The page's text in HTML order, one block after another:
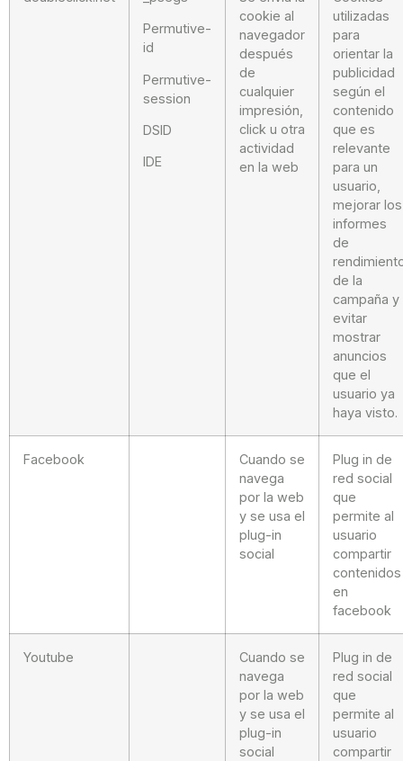
Permutive-
id
Permutive-
session
DSID
IDE
cookie al
navegador
después
de
cualquier
impresión,
click u otra
actividad
en la web
utilizadas
para
orientar la
publicidad
según el
contenido
que es
relevante
para un
usuario,
mejorar los
informes
de
de la
campaña y
evitar
mostrar
anuncios
que el
usuario ya
haya visto.
Facebook
Cuando se
navega
por la web
y se usa el
plug-in
social
Plug in de
red social
que
permite al
usuario
compartir
contenidos
en
facebook
Youtube
Cuando se
navega
por la web
y se usa el
plug-in
social
Plug in de
red social
que
permite al
usuario
compartir